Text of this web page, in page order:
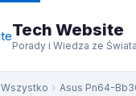
Tech Website
Porady i Wiedza ze
Wszystko Asus Pn64-